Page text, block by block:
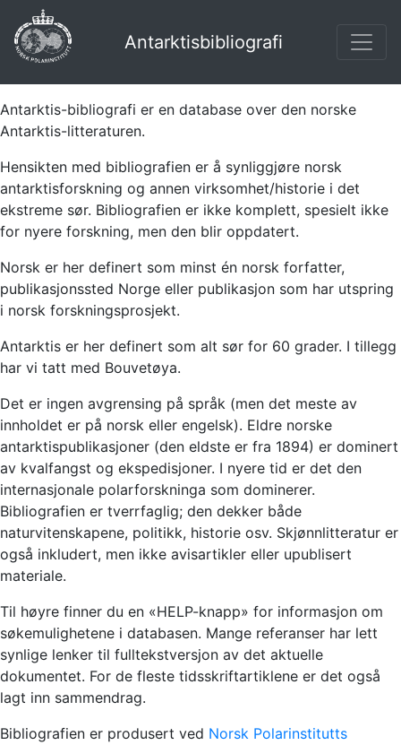
Antarktisbibliografi
Antarktis-bibliografi er en database over den norske
Antarktis-litteraturen.
Hensikten med bibliografien er å synliggjøre norsk
antarktisforskning og annen virksomhet/historie i det
ekstreme sør. Bibliografien er ikke komplett, spesielt ikke
for nyere forskning, men den blir oppdatert.
Norsk er her definert som minst én norsk forfatter,
publikasjonssted Norge eller publikasjon som har utspring
i norsk forskningsprosjekt.
Antarktis er her definert som alt sør for 60 grader. I tillegg
har vi tatt med Bouvetøya.
Det er ingen avgrensing på språk (men det meste av
innholdet er på norsk eller engelsk). Eldre norske
antarktispublikasjoner (den eldste er fra 1894) er dominert
av kvalfangst og ekspedisjoner. I nyere tid er det den
internasjonale polarforskninga som dominerer.
Bibliografien er tverrfaglig; den dekker både
naturvitenskapene, politikk, historie osv. Skjønnlitteratur er
også inkludert, men ikke avisartikler eller upublisert
materiale.
Til høyre finner du en «HELP-knapp» for informasjon om
søkemulighetene i databasen. Mange referanser har lett
synlige lenker til fulltekstversjon av det aktuelle
dokumentet. For de fleste tidsskriftartiklene er det også
lagt inn sammendrag.
Bibliografien er produsert ved Norsk Polarinstitutts